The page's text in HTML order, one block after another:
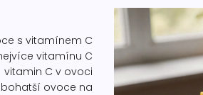
s vitamínem C
vitamínu C
vitamin C v ovoci
ovoce na